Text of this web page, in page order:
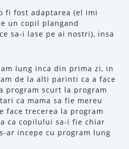
fi fost adaptarea (el imi
un copil plangand
sa-i lase pe ai nostri), insa
lung inca din prima zi, in
de la alti parinti ca a face
program scurt la program
ca mama sa fie mereu
face trecerea la program
ca copilului sa-i fie chiar
ar incepe cu program lung